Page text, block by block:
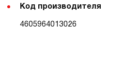
Код производителя
4605964013026